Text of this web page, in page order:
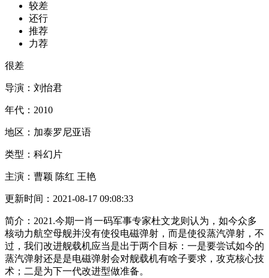
较差
还行
推荐
力荐
很差
导演： 刘怡君
年代： 2010
地区： 加泰罗尼亚语
类型： 科幻片
主演： 曹颖 陈红 王艳
更新时间： 2021-08-17 09:08:33
简介： 2021.今期一肖一码军事专家杜文龙则认为，如今众多
核动力航空母舰并没有使役电磁弹射，而是使役蒸汽弹射，不
过，我们改进舰载机应当是出于两个目标：一是要尝试如今的
蒸汽弹射还是是电磁弹射会对舰载机有啥子要求，攻克核心技
术；二是为下一代改进型做准备。